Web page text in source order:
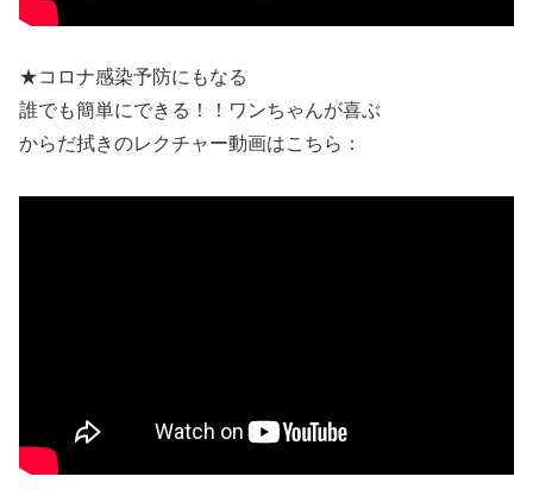
★コロナ感染予防にもなる
誰でも簡単にできる！！ワンちゃんが喜ぶ
からだ拭きのレクチャー動画はこちら：